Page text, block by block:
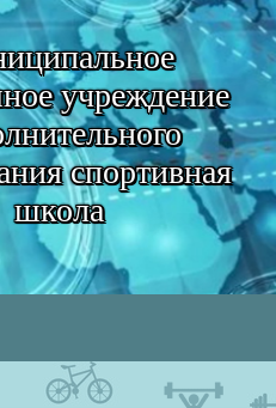
учреждение
спортивная
школа